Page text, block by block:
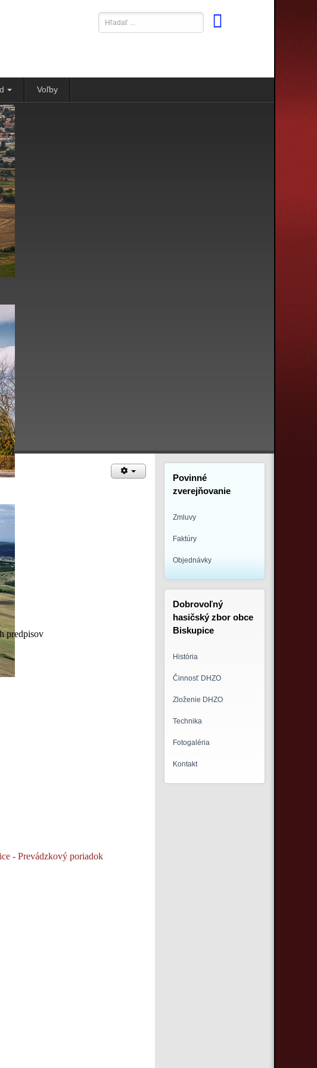
Hľadať
...
Voľby
predpisov
- Prevádzkový poriadok
Povinné
zverejňovanie
Zmluvy
Faktúry
Objednávky
Dobrovoľný
hasičský zbor obce
Biskupice
História
Činnosť DHZO
Zloženie DHZO
Technika
Fotogaléria
Kontakt